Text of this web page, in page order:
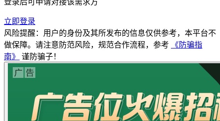
立即登录
风险提醒：用户的身份及其所发布的信息仅供参考，本平台不
做保障。请注意防范风险，规范合作流程，参考
《防骗指
南》
谨防骗子！